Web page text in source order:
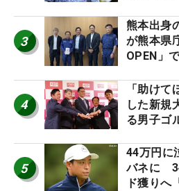
3
熊本出身
が熊本県
OPEN」
4
「助け
した新規
る男子ゴ
5
44万円に
バネに
ド獲りへ